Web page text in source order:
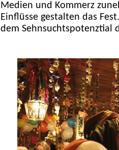
Medien und Kommerz
Einflüsse gestalten das
dem Sehnsuchtspotenztial